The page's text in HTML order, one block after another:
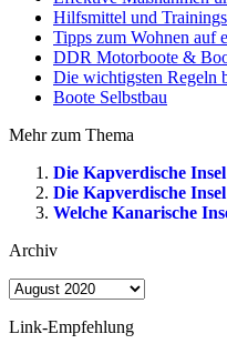
Hilfsmittel und
Tipps zum Wohnen auf
DDR Motorboote &
Die wichtigsten Regeln
Boote Selbstbau
Mehr zum Thema
Die Kapverdische
Die Kapverdische
Welche Kanarische
Archiv
Archiv
Link-Empfehlung